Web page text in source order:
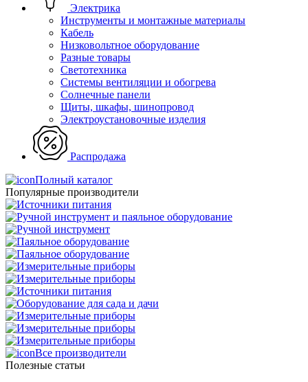
Электрика
Инструменты и монтажные материалы
Кабель
Низковольтное оборудование
Разные товары
Светотехника
Системы вентиляции и обогрева
Солнечные панели
Щиты, шкафы, шинопровод
Электроустановочные изделия
Распродажа
Полный каталог
Популярные производители
Все производители
Полезные статьи